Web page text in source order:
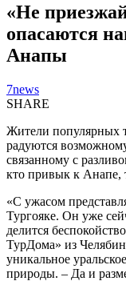
«Не
опасаются
Анапы
7news
SHARE
Жители популярных
радуются
связанному с
кто привык к Анапе,
«С ужасом
Тургояке. Он уже
делится
ТурДома» из
уникальное
природы. – Да и